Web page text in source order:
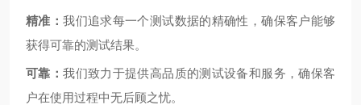
精准：我们追求每一个测试数据的精确性，确保客户能够
获得可靠的测试结果。
可靠：我们致力于提供高品质的测试设备和服务，确保客
户在使用过程中无后顾之忧。